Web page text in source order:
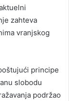
zahteva
vranjskog
principe
slobodu
podržao